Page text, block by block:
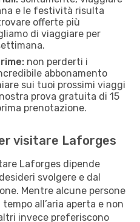
e le festività risulta
offerte più
di viaggiare per
non perderti i
abbonamento
sui tuoi prossimi viaggi
prova gratuita di 15
prenotazione.
visitare Laforges
Laforges dipende
svolgere e dal
Mentre alcune persone
all’aria aperta e non
invece preferiscono